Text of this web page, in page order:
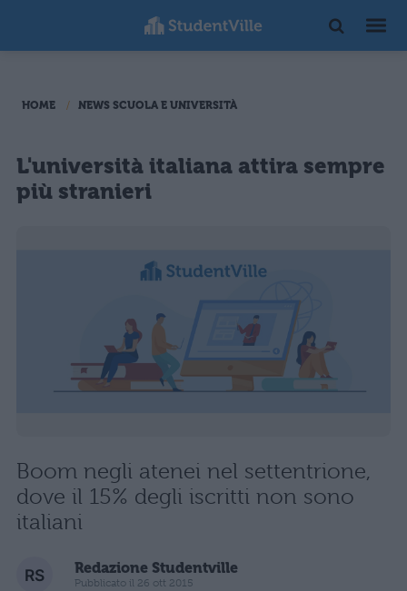
HOME NEWS SCUOLA E UNIVERSITÀ
L'università italiana attira sempre
più stranieri
Boom negli atenei nel settentrione,
dove il 15% degli iscritti non sono
italiani
Redazione Studentville
Pubblicato il 26 ott 2015